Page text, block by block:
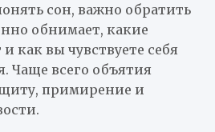
сон, важно обратить
обнимает, какие
как вы чувствуете себя
Чаще всего объятия
примирение и